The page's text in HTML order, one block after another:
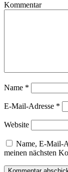
Kommentar
Name *
E-Mail-Adresse *
Website
Name, E-Mail-
meinen nächsten